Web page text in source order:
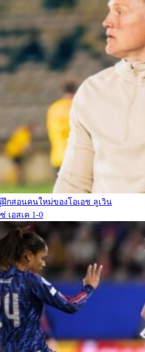
กสอนคนใหม่ของโอเอช ลูเวิน
เอสเค 1-0